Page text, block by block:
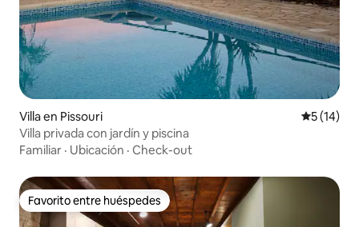
Villa en Pissouri
5 (14)
Villa privada con jardín y piscina
Familiar · Ubicación · Check-out
Favorito entre huéspedes
Favorito entre huéspedes